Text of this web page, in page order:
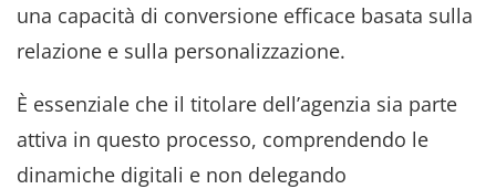
una capacità di conversione efficace basata sulla
relazione e sulla personalizzazione.
È essenziale che il titolare dell’agenzia sia parte
attiva in questo processo, comprendendo le
dinamiche digitali e non delegando